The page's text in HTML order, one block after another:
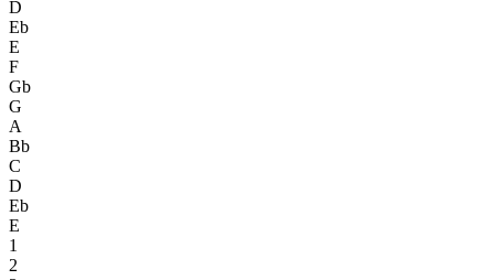
D
Eb
E
F
Gb
G
A
Bb
C
D
Eb
E
1
2